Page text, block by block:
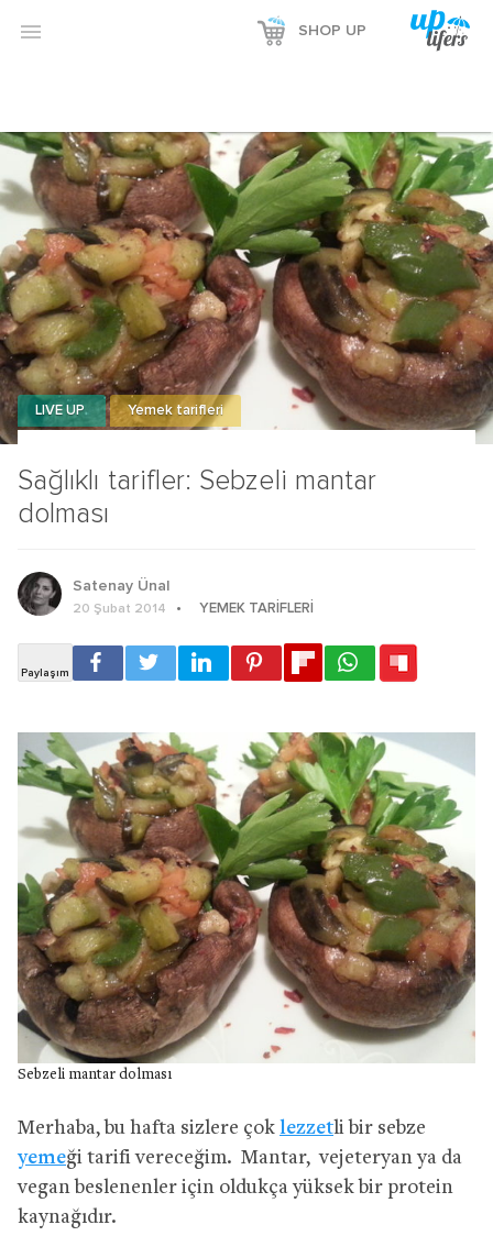
 SHOP UP
Sağlıklı tarifler: Sebzeli mantar
dolması
LIVE UP Yemek tarifleri
Satenay Ünal
20 Şubat 2014 YEMEK TARIFLERI
Sebzeli mantar dolması
Merhaba, bu hafta sizlere çok lezzetli bir sebze
yemeği tarifi vereceğim. Mantar, vejeteryan ya da
vegan beslenenler için oldukça yüksek bir protein
kaynağıdır.